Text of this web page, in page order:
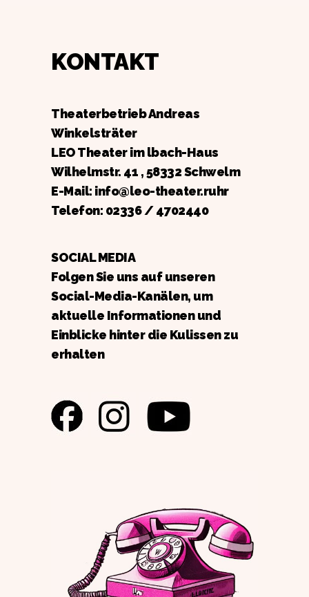
KONTAKT
Theaterbetrieb Andreas
Winkelsträter
LEO Theater im lbach-Haus
Wilhelmstr. 41 , 58332 Schwelm
E-Mail: info@leo-theater.ruhr
Telefon: 02336 / 4702440
SOCIAL MEDIA
Folgen Sie uns auf unseren
Social-Media-Kanälen, um
aktuelle Informationen und
Einblicke hinter die Kulissen zu
erhalten